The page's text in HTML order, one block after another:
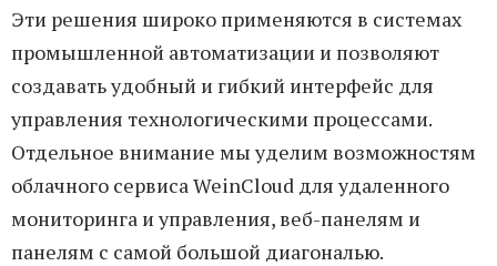
Эти решения широко применяются в системах
промышленной автоматизации и позволяют
создавать удобный и гибкий интерфейс для
управления технологическими процессами.
Отдельное внимание мы уделим возможностям
облачного сервиса WeinCloud для удаленного
мониторинга и управления, веб-панелям и
панелям с самой большой диагональю.